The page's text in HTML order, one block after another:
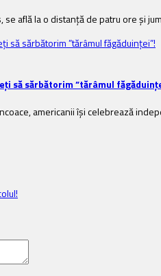
se află la o distanță de patru ore și
să sărbătorim ”tărâmul
americanii își celebrează